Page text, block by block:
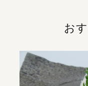
お